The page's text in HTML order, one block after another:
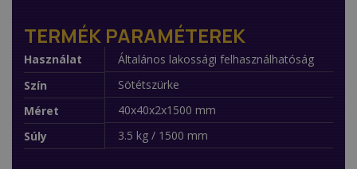
TERMÉK PARAMÉTEREK
Használat
Általános lakossági felhasználhatóság
Szín
Sötétszürke
Méret
40x40x2x1500 mm
Súly
3.5 kg / 1500 mm